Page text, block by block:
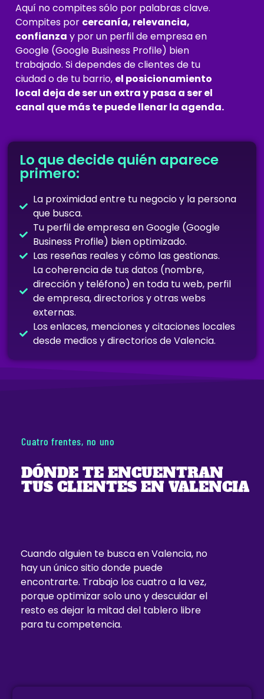
Aquí no compites sólo por palabras clave.
Compites por cercanía, relevancia,
confianza y por un perfil de empresa en
Google (Google Business Profile) bien
trabajado. Si dependes de clientes de tu
ciudad o de tu barrio, el posicionamiento
local deja de ser un extra y pasa a ser el
canal que más te puede llenar la agenda.
Lo que decide quién aparece
primero:
La proximidad entre tu negocio y la persona
que busca.
Tu perfil de empresa en Google (Google
Business Profile) bien optimizado.
Las reseñas reales y cómo las gestionas.
La coherencia de tus datos (nombre,
dirección y teléfono) en toda tu web, perfil
de empresa, directorios y otras webs
externas.
Los enlaces, menciones y citaciones locales
desde medios y directorios de Valencia.
Cuatro frentes, no uno
DÓNDE TE ENCUENTRAN
TUS CLIENTES EN VALENCIA
Cuando alguien te busca en Valencia, no
hay un único sitio donde puede
encontrarte. Trabajo los cuatro a la vez,
porque optimizar solo uno y descuidar el
resto es dejar la mitad del tablero libre
para tu competencia.